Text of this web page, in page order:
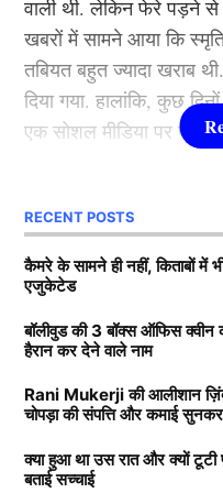
वह मशहूर फिल्म निर्माता
फिल्ममेकर रवि चोपड़ा के
पढ़ाई बॉम्बे स्कॉटिश
ऑफ कॉमर्स एंड
चुके हैं.
Daughters of Bollywood
खूबसूरत? इन 3 बॉलीवुड
बॉलीवुड की 3 सबसे बड़ी
TAGGED: #bollywood
Rani Mukerji Husband
वाली थी. लेकिन फेरे पड़ने
खबरों में सामने आया कि
तबियत बहुत ज्यादा खराब
दिया गया. हालांकि, कुछ
एक सोशल मीडिया पर पोस्ट
दावा किया गया कि पलाश
धोखा दिया है. लेकिन
बताया कि उनके मंगेतर ने
संधू ने बताया है कि उस रात
Smriti
टूटी शादी?
RECENT POSTS
कैमरे के सामने ही नहीं, किताबों में
एजुकेटेड
बॉलीवुड की 3 बॉक्स ऑफिस क्वीन
हैरान कर देने वाले नाम
Rani Mukerji की आलीशान
चोपड़ा की संपत्ति और कमाई
क्या हुआ था उस रात और क्यों
बताई सच्चाई